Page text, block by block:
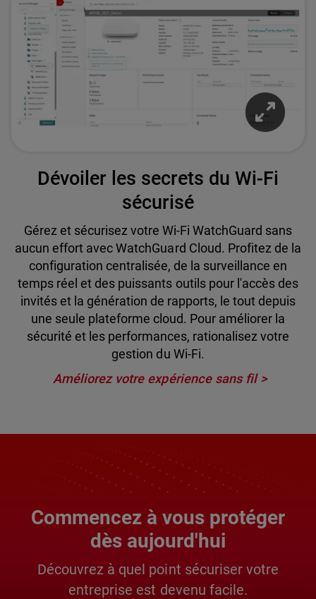
Dévoiler les secrets du Wi-Fi
sécurisé
Gérez et sécurisez votre Wi-Fi WatchGuard sans
aucun effort avec WatchGuard Cloud. Profitez de la
configuration centralisée, de la surveillance en
temps réel et des puissants outils pour l'accès des
invités et la génération de rapports, le tout depuis
une seule plateforme cloud. Pour améliorer la
sécurité et les performances, rationalisez votre
gestion du Wi-Fi.
Améliorez votre expérience sans fil
Commencez à vous protéger
dès aujourd'hui
Découvrez à quel point sécuriser votre
entreprise est devenu facile.